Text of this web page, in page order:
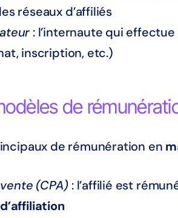
réseaux d’affiliés
: l’internaute qui
inscription, etc.)
de
de rémunération en
(CPA) : l’affilié est